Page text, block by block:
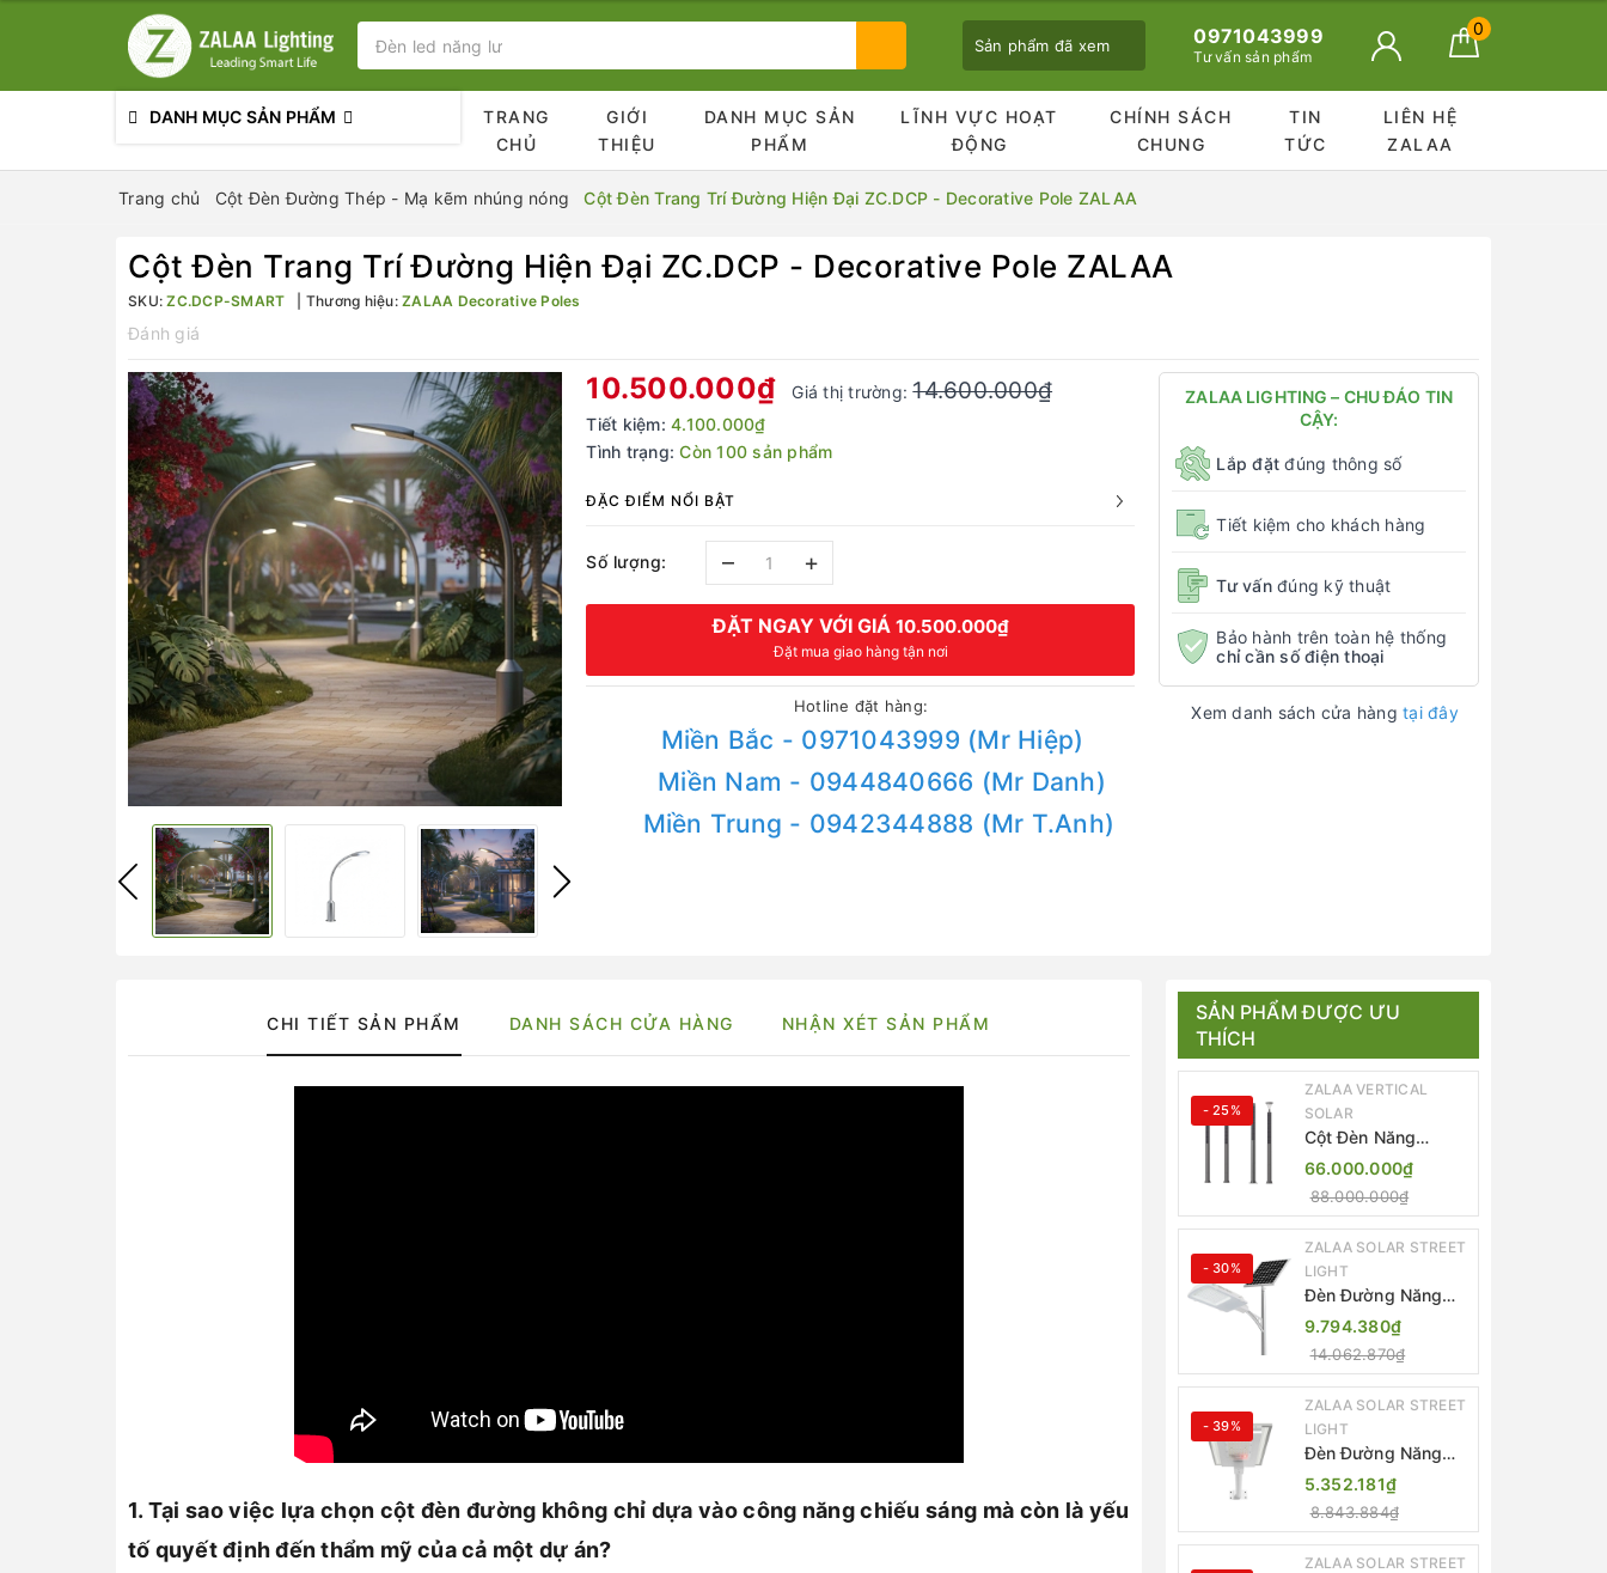
Sản phẩm đã xem
Bạn chưa xem sản phẩm nào
0971043999
Tư vấn sản phẩm
0
DANH MỤC SẢN PHẨM
TRANG
CHỦ
GIỚI
THIỆU
DANH MỤC SẢN
PHẨM
LĨNH VỰC HOẠT
ĐỘNG
CHÍNH SÁCH
CHUNG
TIN
TỨC
LIÊN HỆ
ZALAA
Trang chủ Cột Đèn Đường Thép - Mạ kẽm nhúng nóng Cột Đèn Trang Trí Đường Hiện Đại ZC.DCP - Decorative Pole ZALAA
Cột Đèn Trang Trí Đường Hiện Đại ZC.DCP - Decorative Pole ZALAA
SKU:ZC.DCP-SMART Thương hiệu: ZALAA Decorative Poles
Đánh giá
10.500.000₫ Giá thị trường:14.600.000₫
Tiết kiệm:4.100.000₫
Tình trạng: Còn 100 sản phẩm
ĐẶC ĐIỂM NỔI BẬT
Số lượng: – +
ĐẶT NGAY VỚI GIÁ 10.500.000₫
Đặt mua giao hàng tận nơi
Hotline đặt hàng:
Miền Bắc - 0971043999 (Mr Hiệp)
Miền Nam - 0944840666 (Mr Danh)
Miền Trung - 0942344888 (Mr T.Anh)
ZALAA LIGHTING – CHU ĐÁO TIN
CẬY:
Lắp đặt đúng thông số
Tiết kiệm cho khách hàng
Tư vấnđúng kỹ thuật
Bảo hành trên toàn hệ thống
chỉ cần số điện thoại
Xem danh sách cửa hàngtại đây
CHI TIẾT SẢN PHẨM DANH SÁCH CỬA HÀNG NHẬN XÉT SẢN PHẨM
1. Tại sao việc lựa chọn cột đèn đường không chỉ dựa vào công năng chiếu sáng mà còn là yếu
tố quyết định đến thẩm mỹ của cả một dự án?
SẢN PHẨM ĐƯỢC ƯU
THÍCH
- 25%
ZALAA VERTICAL
SOLAR
Cột Đèn Năng
Lượng Mặt Trời Dọc
Thông Minh ZSR-
YYDS-360 | ZALAA
Jsc
66.000.000₫
88.000.000₫
- 30%
ZALAA SOLAR STREET
LIGHT
Đèn Đường Năng
Lượng Mặt Trời
Thông Minh Điều
Khiển MPPT ZL-
GMX01 ZALAA
9.794.380₫
14.062.870₫
- 39%
ZALAA SOLAR STREET
LIGHT
Đèn Đường Năng
Lượng Mặt Trời
Nhôm Đúc ZALAA
ZL-BWH Cao Cấp
IP65
5.352.181₫
8.843.884₫
ZALAA SOLAR STREET